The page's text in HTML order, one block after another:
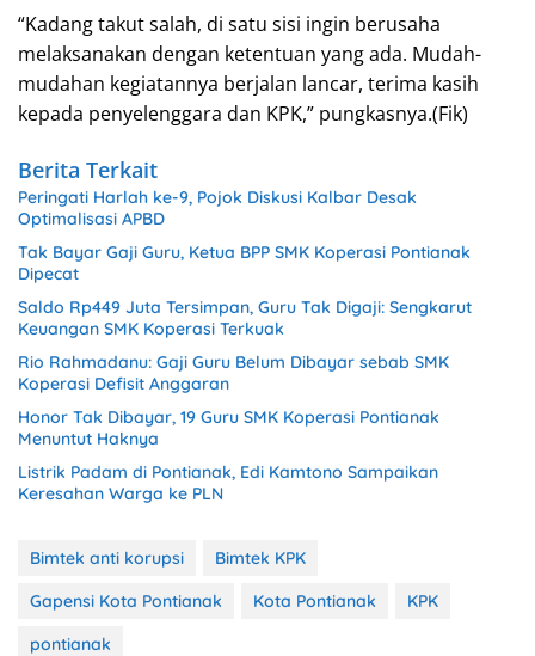
“Kadang takut salah, di satu sisi ingin berusaha
melaksanakan dengan ketentuan yang ada. Mudah-
mudahan kegiatannya berjalan lancar, terima kasih
kepada penyelenggara dan KPK,” pungkasnya.(Fik)
Berita Terkait
Peringati Harlah ke-9, Pojok Diskusi Kalbar Desak
Optimalisasi APBD
Tak Bayar Gaji Guru, Ketua BPP SMK Koperasi Pontianak
Dipecat
Saldo Rp449 Juta Tersimpan, Guru Tak Digaji: Sengkarut
Keuangan SMK Koperasi Terkuak
Rio Rahmadanu: Gaji Guru Belum Dibayar sebab SMK
Koperasi Defisit Anggaran
Honor Tak Dibayar, 19 Guru SMK Koperasi Pontianak
Menuntut Haknya
Listrik Padam di Pontianak, Edi Kamtono Sampaikan
Keresahan Warga ke PLN
Bimtek anti korupsi
Bimtek KPK
Gapensi Kota Pontianak
Kota Pontianak
KPK
pontianak